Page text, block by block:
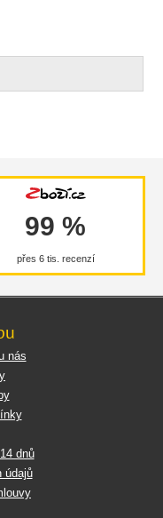
99 %
přes 6 tis. recenzí
nás
dnů
údajů